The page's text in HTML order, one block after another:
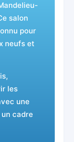
salon
pour
neufs et
les
une
cadre